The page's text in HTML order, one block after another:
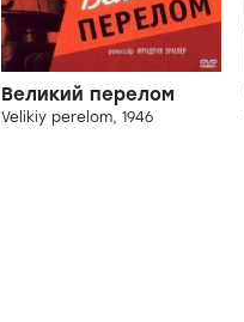
Великий перелом
Velikiy perelom, 1946